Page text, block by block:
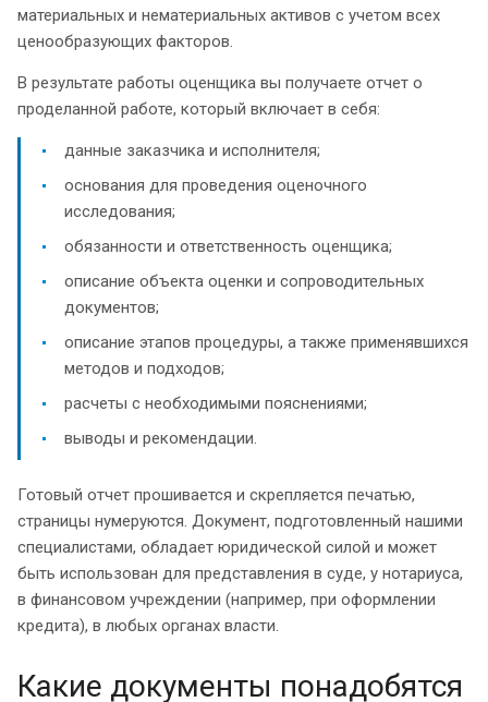
материальных и нематериальных активов с учетом всех
ценообразующих факторов.
В результате работы оценщика вы получаете отчет о
проделанной работе, который включает в себя:
данные заказчика и исполнителя;
основания для проведения оценочного
исследования;
обязанности и ответственность оценщика;
описание объекта оценки и сопроводительных
документов;
описание этапов процедуры, а также применявшихся
методов и подходов;
расчеты с необходимыми пояснениями;
выводы и рекомендации.
Готовый отчет прошивается и скрепляется печатью,
страницы нумеруются. Документ, подготовленный нашими
специалистами, обладает юридической силой и может
быть использован для представления в суде, у нотариуса,
в финансовом учреждении (например, при оформлении
кредита), в любых органах власти.
Какие документы понадобятся